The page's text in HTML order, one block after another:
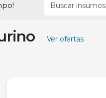
Ver ofertas